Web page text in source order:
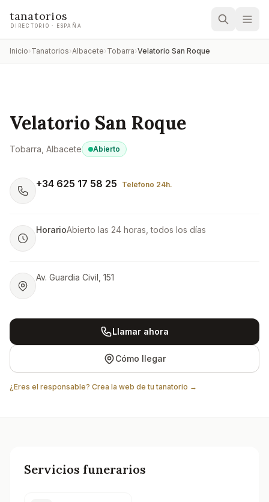
tanatorios
DIRECTORIO · ESPAÑA
Inicio›Tanatorios›Albacete›Tobarra›Velatorio San Roque
Velatorio San Roque
Tobarra , Albacete Abierto
+34 625 17 58 25 Teléfono 24h.
HorarioAbierto las 24 horas, todos los días
Av. Guardia Civil, 151
Llamar ahora
Cómo llegar
¿Eres el responsable? Crea la web de tu tanatorio →
Servicios funerarios